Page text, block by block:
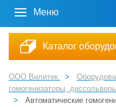
Меню
Каталог
ООО Вилитек >
гомогенизаторы,
> Автоматические